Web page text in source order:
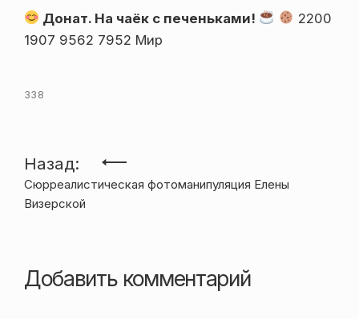
Донат. На чаёк с печеньками!
2200
1907 9562 7952 Мир
338
Навигация
по
Назад:
Сюрреалистическая фотоманипуляция Елены
Визерской
Добавить комментарий